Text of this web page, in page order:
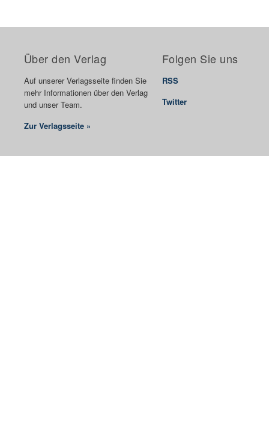
Über den Verlag
Auf unserer Verlagsseite finden Sie
mehr Informationen über den Verlag
und unser Team.
Zur Verlagsseite »
Folgen Sie uns
RSS
Twitter